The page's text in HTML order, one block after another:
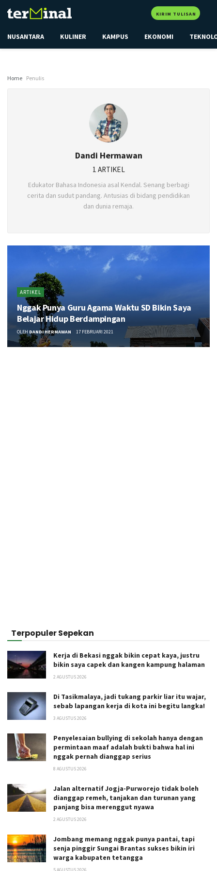
KIRIM TULISAN
NUSANTARA KULINER KAMPUS EKONOMI
Home Penulis
Dandi Hermawan
1 ARTIKEL
Edukator Bahasa Indonesia asal Kendal. Senang berbagi
cerita dan sudut pandang. Antusias di bidang pendidikan
dan dunia remaja.
ARTIKEL
Nggak Punya Guru Agama Waktu SD Bikin Saya
Belajar Hidup Berdampingan
OLEH DANDI HERMAWAN 17 FEBRUARI 2021
Terpopuler Sepekan
Kerja di Bekasi nggak bikin cepat kaya, justru
bikin saya capek dan kangen kampung halaman
2 AGUSTUS 2026
Di Tasikmalaya, jadi tukang parkir liar itu wajar,
sebab lapangan kerja di kota ini begitu langka!
3 AGUSTUS 2026
Penyelesaian bullying di sekolah hanya dengan
permintaan maaf adalah bukti bahwa hal ini
nggak pernah dianggap serius
8 AGUSTUS 2026
Jalan alternatif Jogja-Purworejo tidak boleh
dianggap remeh, tanjakan dan turunan yang
panjang bisa merenggut nyawa
2 AGUSTUS 2026
Jombang memang nggak punya pantai, tapi
senja pinggir Sungai Brantas sukses bikin iri
warga kabupaten tetangga
5 AGUSTUS 2026